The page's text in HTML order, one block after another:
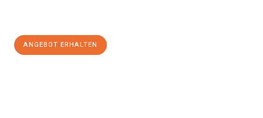
ANGEBOT ERHALTEN